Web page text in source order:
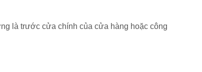
là trước cửa chính của cửa hàng hoặc công